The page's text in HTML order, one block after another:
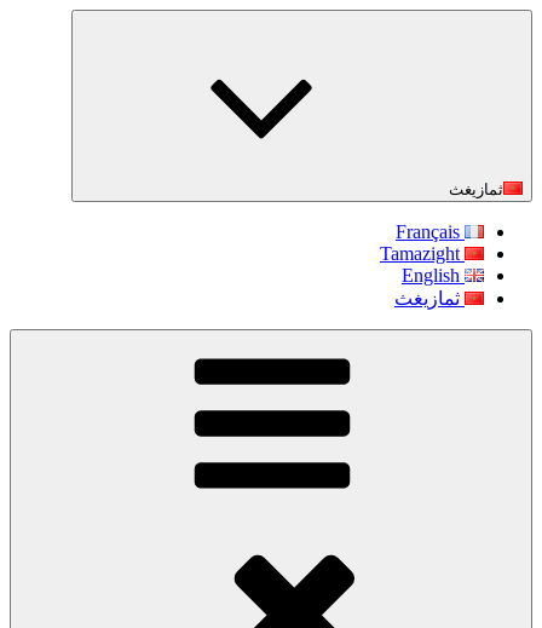
التجاوز
ثمازيغث
Français
Tamazight
English
ثمازيغث